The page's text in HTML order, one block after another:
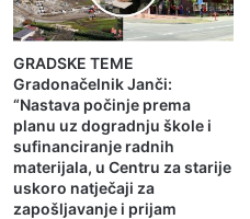
GRADSKE TEME
Gradonačelnik Janči:
“Nastava počinje prema
planu uz dogradnju škole i
sufinanciranje radnih
materijala, u Centru za starije
uskoro natječaji za
zapošljavanje i prijam